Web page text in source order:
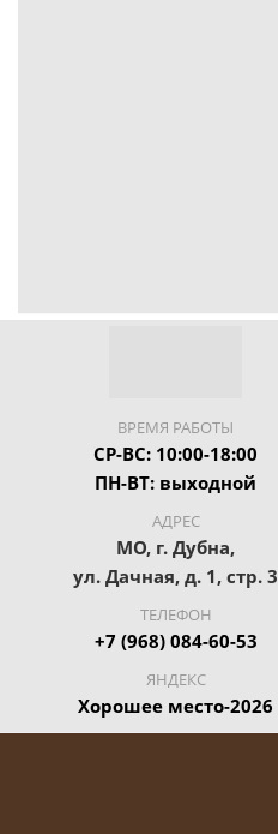
ВРЕМЯ РАБОТЫ
СР-ВС: 10:00-18:00
ПН-ВТ: выходной
АДРЕС
МО, г. Дубна,
ул. Дачная, д. 1, стр. 3
ТЕЛЕФОН
+7 (968) 084-60-53
ЯНДЕКС
Хорошее место-2026